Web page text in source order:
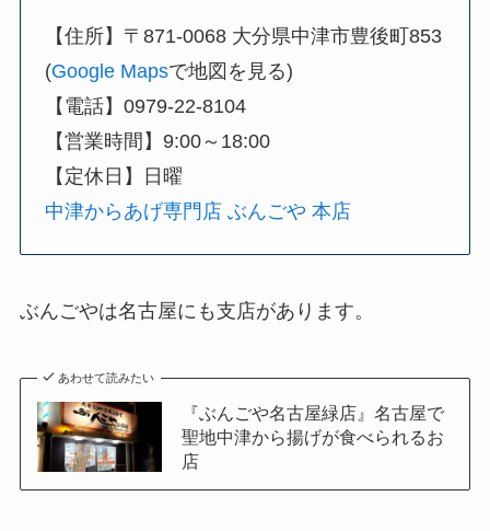
【住所】〒871-0068 大分県中津市豊後町853
(Google Mapsで地図を見る)
【電話】0979-22-8104
【営業時間】9:00～18:00
【定休日】日曜
中津からあげ専門店 ぶんごや 本店
ぶんごやは名古屋にも支店があります。
あわせて読みたい
『ぶんごや名古屋緑店』名古屋で
聖地中津から揚げが食べられるお
店